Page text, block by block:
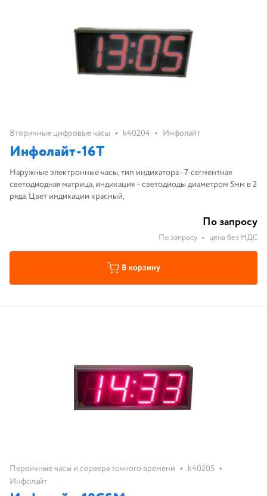
Вторичные цифровые часы • k40204 • Инфолайт
Инфолайт-16Т
Наружные электронные часы, тип индикатора - 7-сегментная
светодиодная матрица, индикация – светодиоды диаметром 5мм в 2
ряда. Цвет индикации красный,
По запросу
По запросу • цена без НДС
В корзину
Первичные часы и сервера точного времени • k40205 •
Инфолайт